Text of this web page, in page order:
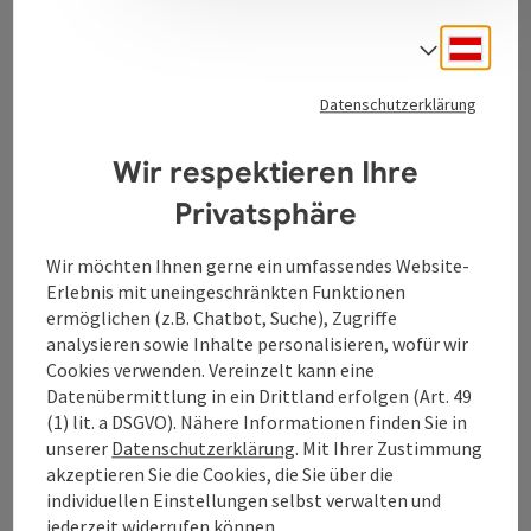
Tourismusverband Donauregion
Oberösterreich
WGD Donau Oberösterreich Tourismus
GmbH
Lindengasse 9
4040 Linz
+43 732 7277 - 888
info@donauregion.at
Datenschutzerklärung
Wir respektieren Ihre
Privatsphäre
Wir möchten Ihnen gerne ein umfassendes Website-
Erlebnis mit uneingeschränkten Funktionen
ermöglichen (z.B. Chatbot, Suche), Zugriffe
analysieren sowie Inhalte personalisieren, wofür wir
Cookies verwenden. Vereinzelt kann eine
Datenübermittlung in ein Drittland erfolgen (Art. 49
(1) lit. a DSGVO). Nähere Informationen finden Sie in
unserer Datenschutzerklärung. Mit Ihrer Zustimmung
akzeptieren Sie die Cookies, die Sie über die
individuellen Einstellungen selbst verwalten und
jederzeit widerrufen können.